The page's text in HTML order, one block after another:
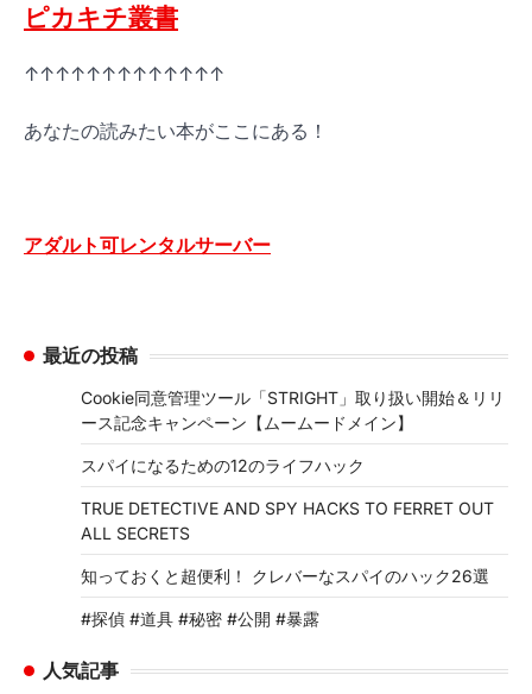
ピカキチ叢書
↑↑↑↑↑↑↑↑↑↑↑↑↑
あなたの読みたい本がここにある！
アダルト可レンタルサーバー
最近の投稿
Cookie同意管理ツール「STRIGHT」取り扱い開始＆リリ
ース記念キャンペーン【ムームードメイン】
スパイになるための12のライフハック
TRUE DETECTIVE AND SPY HACKS TO FERRET OUT
ALL SECRETS
知っておくと超便利！ クレバーなスパイのハック26選
#探偵 #道具 #秘密 #公開 #暴露
人気記事